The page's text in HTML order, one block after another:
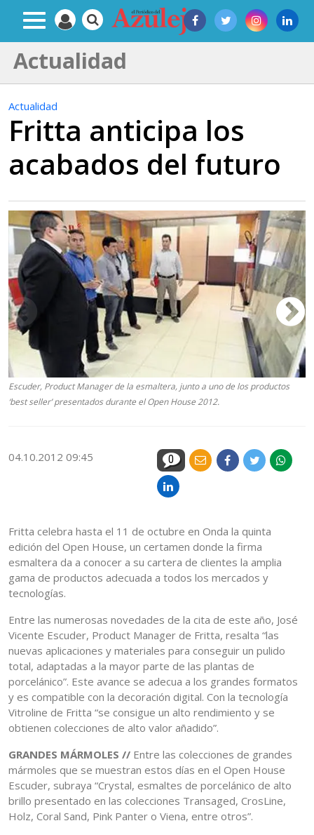
Actualidad
Actualidad
Fritta anticipa los
acabados del futuro
Escuder, Product Manager de la esmaltera, junto a uno de los productos
‘best seller’ presentados durante el Open House 2012.
04.10.2012 09:45 0
Fritta celebra hasta el 11 de octubre en Onda la quinta
edición del Open House, un certamen donde la firma
esmaltera da a conocer a su cartera de clientes la amplia
gama de productos adecuada a todos los mercados y
tecnologías.
Entre las numerosas novedades de la cita de este año, José
Vicente Escuder, Product Manager de Fritta, resalta “las
nuevas aplicaciones y materiales para conseguir un pulido
total, adaptadas a la mayor parte de las plantas de
porcelánico”. Este avance se adecua a los grandes formatos
y es compatible con la decoración digital. Con la tecnología
Vitroline de Fritta “se consigue un alto rendimiento y se
obtienen colecciones de alto valor añadido”.
GRANDES MÁRMOLES // Entre las colecciones de grandes
mármoles que se muestran estos días en el Open House
Escuder, subraya “Crystal, esmaltes de porcelánico de alto
brillo presentado en las colecciones Transaged, CrosLine,
Holz, Coral Sand, Pink Panter o Viena, entre otros”.